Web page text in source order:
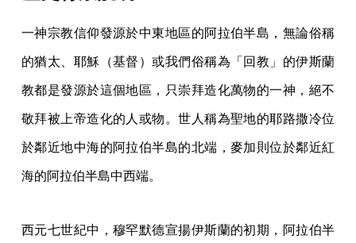
一神宗教信仰發源於中東地區的阿拉伯半島，無論俗稱
的猶太、耶穌（基督）或我們俗稱為「回教」的伊斯蘭
教都是發源於這個地區，只崇拜造化萬物的一神，絕不
敬拜被上帝造化的人或物。世人稱為聖地的耶路撒冷位
於鄰近地中海的阿拉伯半島的北端，麥加則位於鄰近紅
海的阿拉伯半島中西端。
西元七世紀中，穆罕默德宣揚伊斯蘭的初期，阿拉伯半